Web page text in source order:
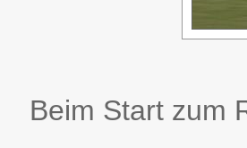
Beim Start zum